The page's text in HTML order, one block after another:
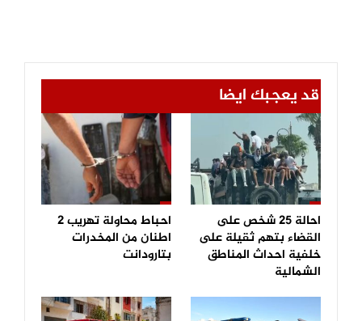
قد يعجبك ايضا
احالة 25 شخص على
القضاء بتهم ثقيلة على
خلفية احداث المناطق
الشمالية
احباط محاولة تهريب 2
اطنان من المخدرات
بتارودانت